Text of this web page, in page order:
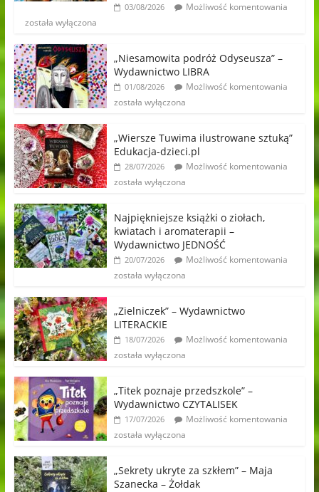
03/08/2026
Możliwość komentowania
została wyłączona
„Niesamowita podróż Odyseusza” –
Wydawnictwo LIBRA
01/08/2026
Możliwość komentowania
została wyłączona
„Wiersze Tuwima ilustrowane sztuką”
Edukacja-dzieci.pl
28/07/2026
Możliwość komentowania
została wyłączona
Najpiękniejsze książki o ziołach,
kwiatach i aromaterapii –
Wydawnictwo JEDNOŚĆ
20/07/2026
Możliwość komentowania
została wyłączona
„Zielniczek” – Wydawnictwo
LITERACKIE
18/07/2026
Możliwość komentowania
została wyłączona
„Titek poznaje przedszkole” –
Wydawnictwo CZYTALISEK
17/07/2026
Możliwość komentowania
została wyłączona
„Sekrety ukryte za szkłem” – Maja
Szanecka – Żołdak